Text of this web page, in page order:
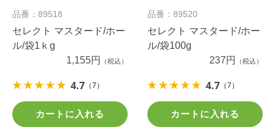
品番：89518
セレクト マスタード/ホー
ル/袋1ｋg
1,155円
（税込）
4.7 （7）
カートに入れる
品番：89520
セレクト マスタード/ホー
ル/袋100g
237円
（税込）
4.7 （7）
カートに入れる